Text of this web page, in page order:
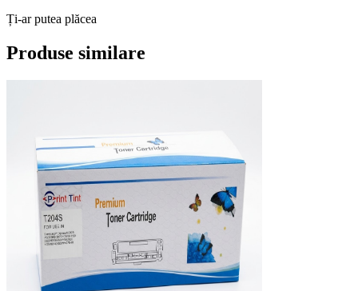
Ți-ar putea plăcea
Produse similare